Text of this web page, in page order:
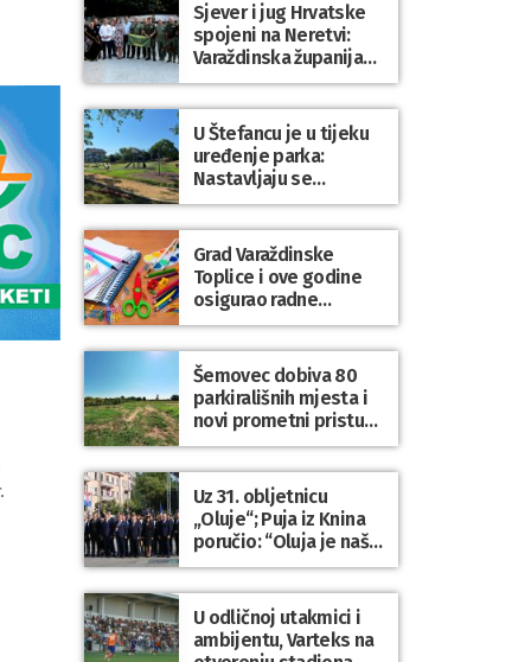
Sjever i jug Hrvatske
spojeni na Neretvi:
Varaždinska županija
predstavila svoju
tradiciju uoči Maratona
lađa
U Štefancu je u tijeku
uređenje parka:
Nastavljaju se
ulaganja u javne
prostore diljem
općine Trnovec
Bartolovečki
Grad Varaždinske
Toplice i ove godine
osigurao radne
bilježnice i dodatni
obrazovni materijal za
sve osnovnoškolce
Šemovec dobiva 80
parkirališnih mjesta i
novi prometni pristup
groblju
Uz 31. obljetnicu
„Oluje“; Puja iz Knina
poručio: “Oluja je naša
najveća pobjeda,
simbol slobode i
zajedništva!”
U odličnoj utakmici i
ambijentu, Varteks na